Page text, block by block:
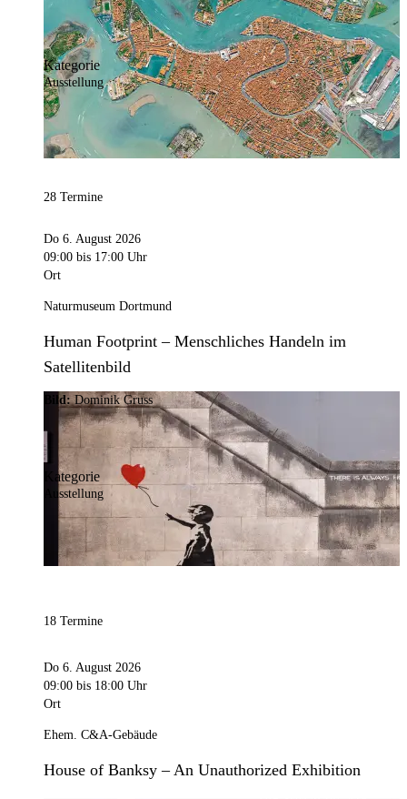
Kategorie
Ausstellung
28 Termine
Do 6. August 2026
09:00 bis 17:00 Uhr
Ort
Naturmuseum Dortmund
Human Footprint – Menschliches Handeln im
Satellitenbild
Bild:Dominik Gruss
Kategorie
Ausstellung
18 Termine
Do 6. August 2026
09:00 bis 18:00 Uhr
Ort
Ehem. C&A-Gebäude
House of Banksy – An Unauthorized Exhibition